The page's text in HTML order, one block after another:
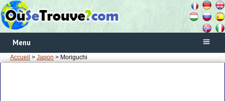
Menu
Accueil > Japon > Moriguchi